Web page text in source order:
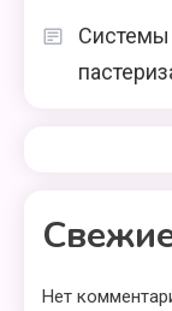
Системы
Нет